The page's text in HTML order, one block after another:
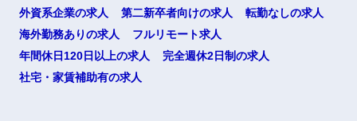
選択する
外資系企業の求人
第二新卒者向けの求人
転勤なしの求人
海外勤務ありの求人
フルリモート求人
年間休日120日以上の求人
完全週休2日制の求人
社宅・家賃補助有の求人